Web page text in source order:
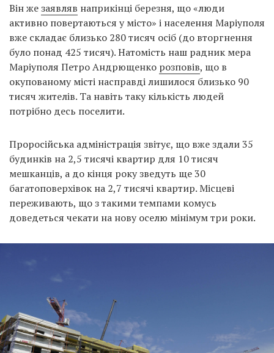
Він жезаявляв наприкінці березня, що «люди
активно повертаються у місто» і населення Маріуполя
вже складає близько 280 тисяч осіб (до вторгнення
було понад 425 тисяч). Натомість наш радник мера
Маріуполя Петро Андрющенко розповів, що в
окупованому місті насправді лишилося близько 90
тисяч жителів. Та навіть таку кількість людей
потрібно десь поселити.
Проросійська адміністрація звітує, що вже здали 35
будинків на 2,5 тисячі квартир для 10 тисяч
мешканців, а до кінця року зведуть ще 30
багатоповерхівок на 2,7 тисячі квартир. Місцеві
переживають, що з такими темпами комусь
доведеться чекати на нову оселю мінімум три роки.